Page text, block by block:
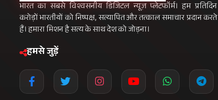
भारत का सबसे विश्वसनीय डिजिटल न्यूज़ प्लेटफॉर्म। हम प्रतिदिन
करोड़ों भारतीयों को निष्पक्ष, सत्यापित और तत्काल समाचार प्रदान करते
हैं। हमारा मिशन है सत्य के साथ देश को जोड़ना।
हमसे जुड़ें